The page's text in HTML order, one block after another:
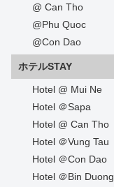
@ Can Tho
@Phu Quoc
@Con Dao
ホテルSTAY
Hotel @ Mui Ne
Hotel ＠Sapa
Hotel @ Can Tho
Hotel ＠Vung Tau
Hotel ＠Con Dao
Hotel ＠Bin Duong